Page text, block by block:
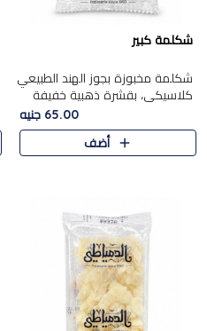
شكلمة كبير
شكلمة مخبوزة بجوز الهند الطبيعي
كلاسيكي، بقشرة ذهبية خفيفة
وقلب طري رطب يذوب في الفم،
تمنحك المذاق الشرقي الحلو الأصيل
التقليدي في كل لقمة.
65.00 جنيه
أضف